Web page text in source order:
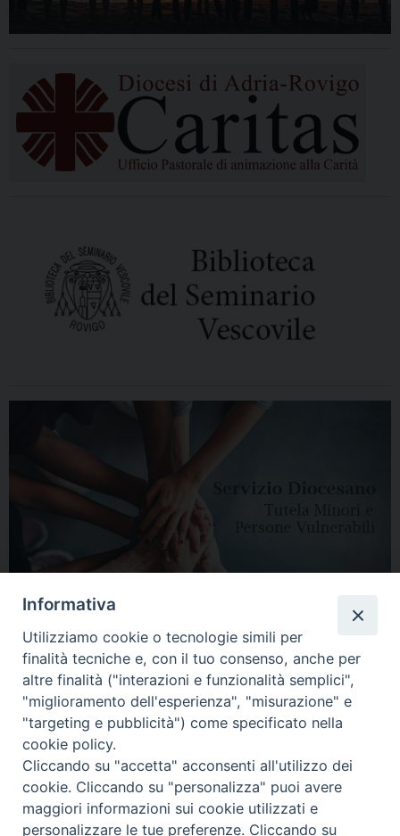
HOME DIOCESI VESCOVO CURIA VESCOVILE NEWS
APPUNTAMENTI CONTATTI SERVIZIO ANTENATI
Copyright © 2018 - 2021Diocesi di Adria Rovigo.All Rights Reserved.
Informativa
Utilizziamo cookie o tecnologie simili per
finalità tecniche e, con il tuo consenso, anche per
altre finalità ("interazioni e funzionalità semplici",
"miglioramento dell'esperienza", "misurazione" e
"targeting e pubblicità") come specificato nella
cookie policy.
Cliccando su "accetta" acconsenti all'utilizzo dei
cookie. Cliccando su "personalizza" puoi avere
maggiori informazioni sui cookie utilizzati e
personalizzare le tue preferenze. Cliccando su